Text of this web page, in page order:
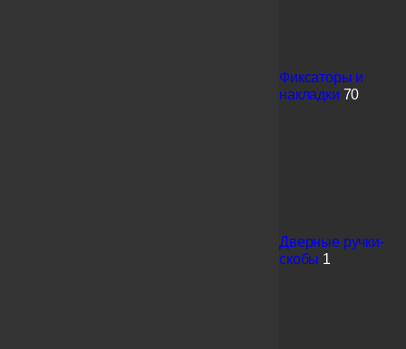
Фиксаторы и
накладки 70
Дверные ручки-
скобы 1